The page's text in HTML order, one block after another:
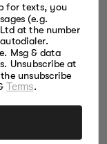
for texts, you
(e.g.
at the number
Msg & data
Unsubscribe at
unsubscribe
Terms.